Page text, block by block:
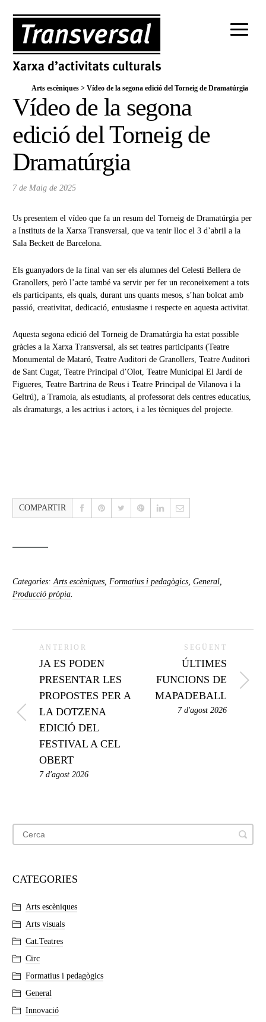
Arts escèniques > Vídeo de la segona edició del Torneig de Dramatúrgia
Vídeo de la segona
edició del Torneig de
Dramatúrgia
7 de Maig de 2025
Us presentem el vídeo que fa un resum del Torneig de Dramatúrgia per
a Instituts de la Xarxa Transversal, que va tenir lloc el 3 d’abril a la
Sala Beckett de Barcelona.
Els guanyadors de la final van ser els alumnes del Celestí Bellera de
Granollers, però l’acte també va servir per fer un reconeixement a tots
els participants, els quals, durant uns quants mesos, s’han bolcat amb
passió, creativitat, dedicació, entusiasme i respecte en aquesta activitat.
Aquesta segona edició del Torneig de Dramatúrgia ha estat possible
gràcies a la Xarxa Transversal, als set teatres participants (Teatre
Monumental de Mataró, Teatre Auditori de Granollers, Teatre Auditori
de Sant Cugat, Teatre Principal d’Olot, Teatre Municipal El Jardí de
Figueres, Teatre Bartrina de Reus i Teatre Principal de Vilanova i la
Geltrú), a Tramoia, als estudiants, al professorat dels centres educatius,
als dramaturgs, a les actrius i actors, i a les tècniques del projecte.
COMPARTIR
Categories:Arts escèniques, Formatius i pedagògics, General,
Producció pròpia.
ANTERIOR
JA ES PODEN
PRESENTAR LES
PROPOSTES PER A
LA DOTZENA
EDICIÓ DEL
FESTIVAL A CEL
OBERT
7 d'agost 2026
SEGÜENT
ÚLTIMES
FUNCIONS DE
MAPADEBALL
7 d'agost 2026
CATEGORIES
Arts escèniques
Arts visuals
Cat.Teatres
Circ
Formatius i pedagògics
General
Innovació